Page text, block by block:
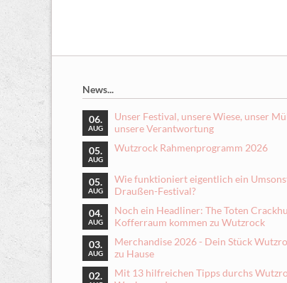
News...
06.
AUG
Unser Festival, unsere Wiese, unser
unsere Verantwortung
05.
AUG
Wutzrock Rahmenprogramm 2026
05.
AUG
Wie funktioniert eigentlich ein
Draußen-Festival?
04.
AUG
Noch ein Headliner: The Toten
Kofferraum kommen zu Wutzrock
03.
AUG
Merchandise 2026 - Dein Stück
zu Hause
02.
Mit 13 hilfreichen Tipps durchs